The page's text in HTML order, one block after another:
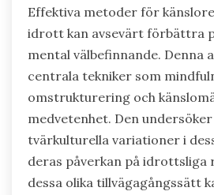
Effektiva metoder för
idrott kan avsevärt förbättra
mental välbefinnande. Denna
centrala tekniker som
omstrukturering och
medvetenhet. Den
tvärkulturella variationer i
deras påverkan på
dessa olika tillvägagångssätt